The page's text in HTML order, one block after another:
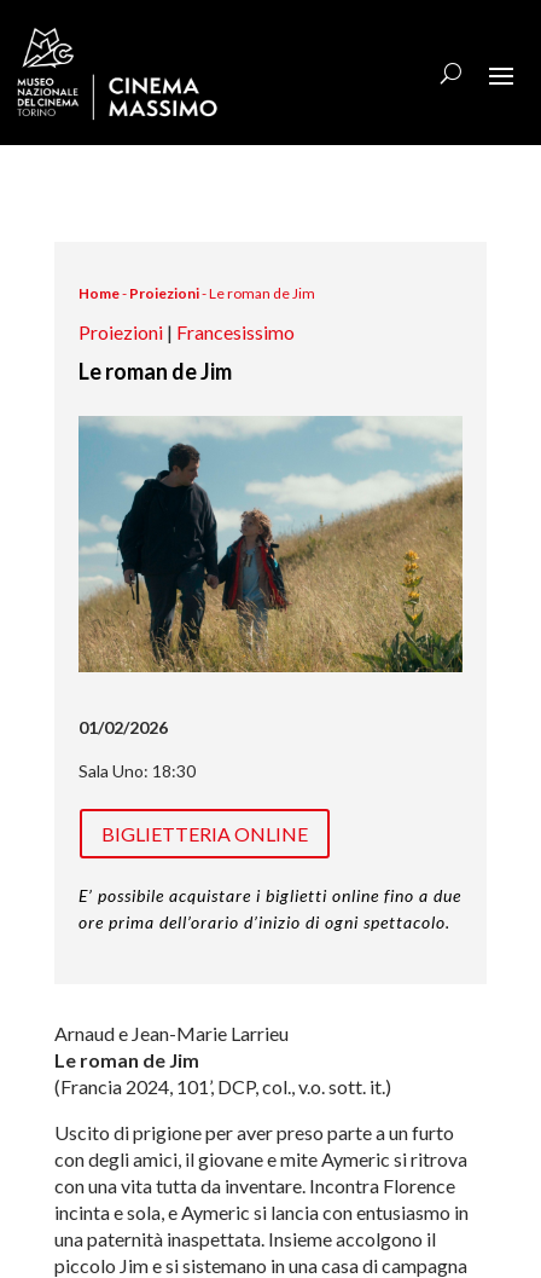
Home- Proiezioni-Le roman de Jim
Proiezioni| Francesissimo
Le roman de Jim
01/02/2026
Sala Uno: 18:30
BIGLIETTERIA ONLINE
E’ possibile acquistare i biglietti online fino a due
ore prima dell’orario d’inizio di ogni spettacolo.
Arnaud e Jean-Marie Larrieu
Le roman de Jim
(Francia 2024, 101’, DCP, col., v.o. sott. it.)
Uscito di prigione per aver preso parte a un furto
con degli amici, il giovane e mite Aymeric si ritrova
con una vita tutta da inventare. Incontra Florence
incinta e sola, e Aymeric si lancia con entusiasmo in
una paternità inaspettata. Insieme accolgono il
piccolo Jim e si sistemano in una casa di campagna